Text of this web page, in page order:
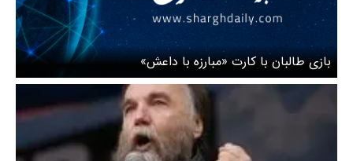
‌بازی طالبان با کارت «مبارزه با داعش»